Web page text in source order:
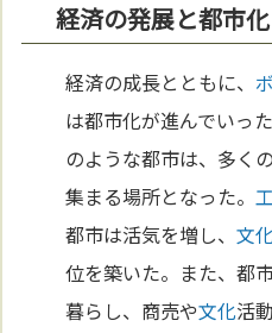
経済の発展と都市化
経済の成長とともに、
は都市化が進んでいっ
のような都市は、多く
集まる場所となった。
都市は活気を増し、文
位を築いた。また、都
暮らし、商売や文化活